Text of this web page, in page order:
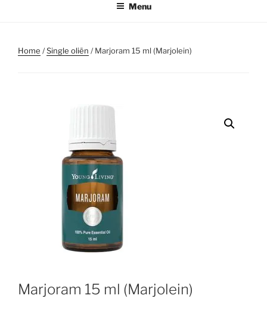
Menu
Home /Single oliën / Marjoram 15 ml (Marjolein)
Marjoram 15 ml (Marjolein)